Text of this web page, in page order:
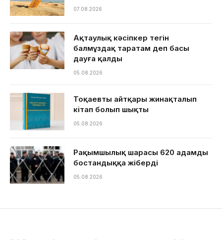
07.08.2026
Ақтаулық кәсіпкер тегін
балмұздақ таратам деп басы
дауға қалды
05.08.2026
Тоқаевтың айтқары жинақталып
кітап болып шықты
05.08.2026
Рақымшылық шарасы 620 адамды
бостандыққа жіберді
05.08.2026